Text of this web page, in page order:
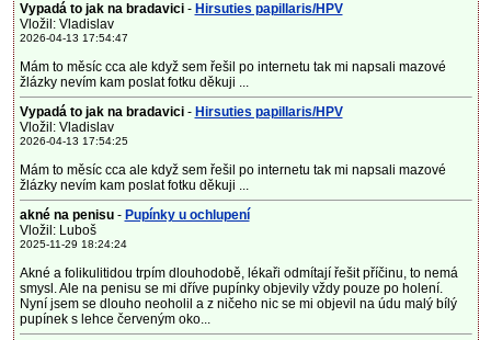
Vypadá to jak na bradavici - Hirsuties papillaris/HPV
Vložil: Vladislav
2026-04-13 17:54:47
Mám to měsíc cca ale když sem řešil po internetu tak mi napsali mazové
žlázky nevím kam poslat fotku děkuji ...
Vypadá to jak na bradavici - Hirsuties papillaris/HPV
Vložil: Vladislav
2026-04-13 17:54:25
Mám to měsíc cca ale když sem řešil po internetu tak mi napsali mazové
žlázky nevím kam poslat fotku děkuji ...
akné na penisu- Pupínky u ochlupení
Vložil: Luboš
2025-11-29 18:24:24
Akné a folikulitidou trpím dlouhodobě, lékaři odmítají řešit příčinu, to nemá
smysl. Ale na penisu se mi dříve pupínky objevily vždy pouze po holení.
Nyní jsem se dlouho neoholil a z ničeho nic se mi objevil na údu malý bílý
pupínek s lehce červeným oko...